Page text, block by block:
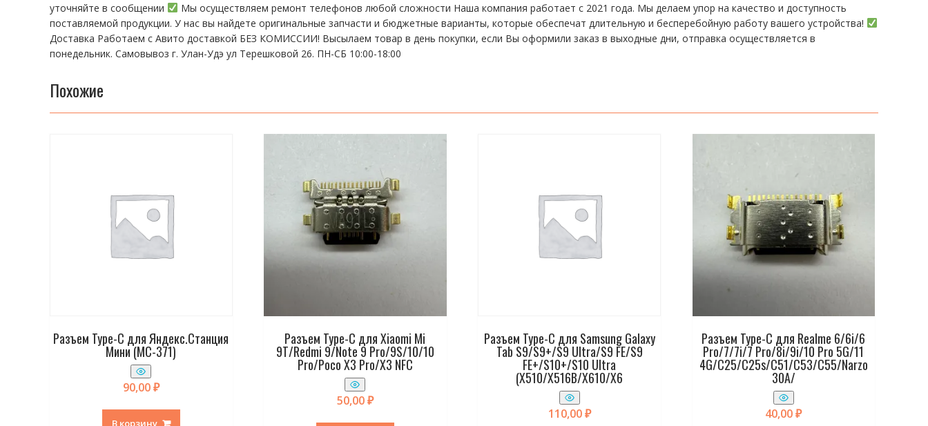
уточняйте в сообщении
Мы осуществляем ремонт телефонов любой сложности Наша компания работает с 2021 года. Мы делаем упор на качество и доступность
поставляемой продукции. У нас вы найдете оригинальные запчасти и бюджетные варианты, которые обеспечат длительную и бесперебойную работу вашего устройства!
Доставка Работаем с Авито доставкой БЕЗ КОМИССИИ! Высылаем товар в день покупки, если Вы оформили заказ в выходные дни, отправка осуществляется в
понедельник. Самовывоз г. Улан-Удэ ул Терешковой 26. ПН-СБ 10:00-18:00
Похожие
Разъем Type-C для Яндекс.Станция
Мини (MC-371)
90,00₽
Разъем Type-C для Xiaomi Mi
9T/Redmi 9/Note 9 Pro/9S/10/10
Pro/Poco X3 Pro/X3 NFC
50,00₽
Разъем Type-C для Samsung Galaxy
Tab S9/S9+/S9 Ultra/S9 FE/S9
FE+/S10+/S10 Ultra
(X510/X516B/X610/X6
110,00₽
Разъем Type-C для Realme 6/6i/6
Pro/7/7i/7 Pro/8i/9i/10 Pro 5G/11
4G/C25/C25s/C51/C53/C55/Narzo
30A/
40,00₽